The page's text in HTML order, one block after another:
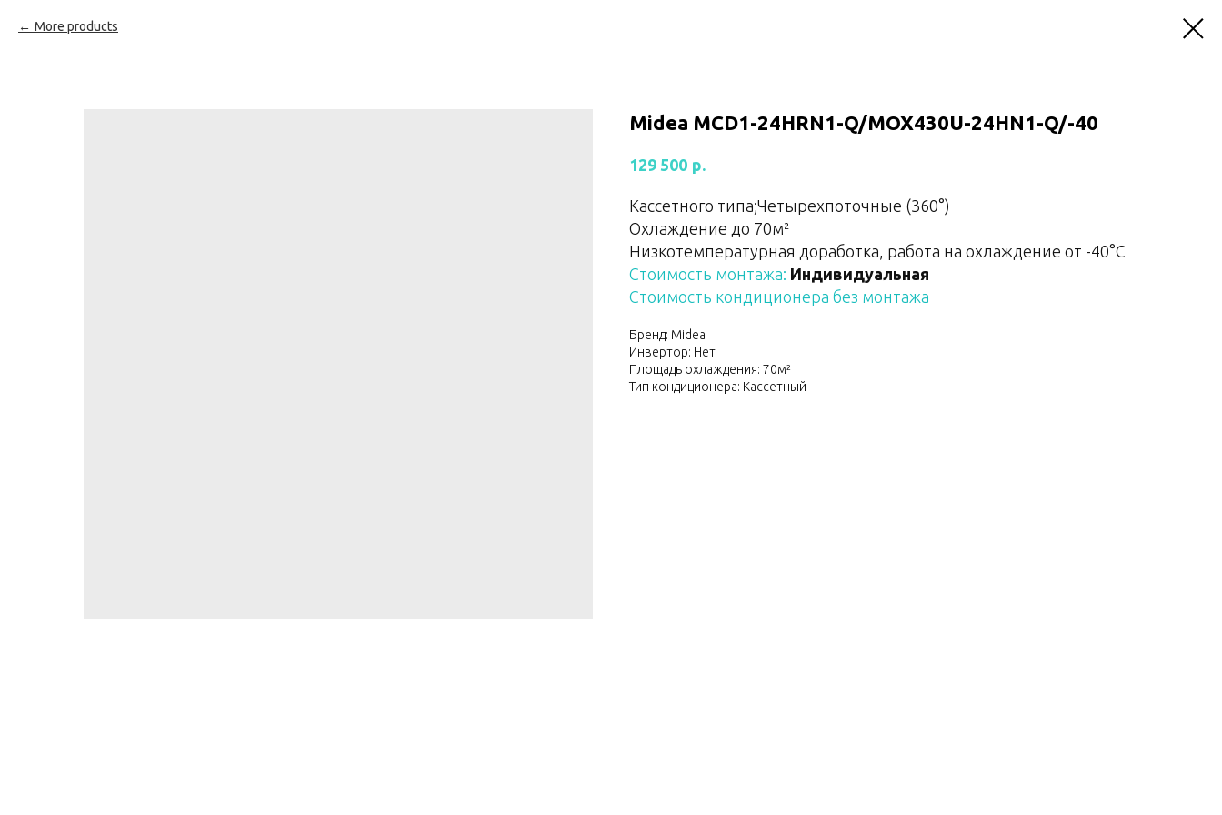
More products
Midea MCD1-24HRN1-Q/MOX430U-24HN1-Q/-40
129 500 р.
Кассетного типа;Четырехпоточные (360°)
Охлаждение до 70м²
Низкотемпературная доработка, работа на охлаждение от -40°С
Стоимость монтажа: Индивидуальная
Стоимость кондиционера без монтажа
Бренд: Midea
Инвертор: Нет
Площадь охлаждения: 70м²
Тип кондиционера: Кассетный